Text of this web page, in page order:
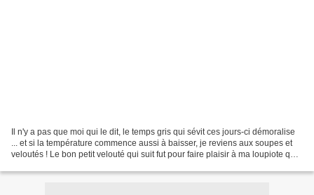
Il n'y a pas que moi qui le dit, le temps gris qui sévit ces jours-ci démoralise
... et si la température commence aussi à baisser, je reviens aux soupes et
veloutés ! Le bon petit velouté qui suit fut pour faire plaisir à ma loupiote qui